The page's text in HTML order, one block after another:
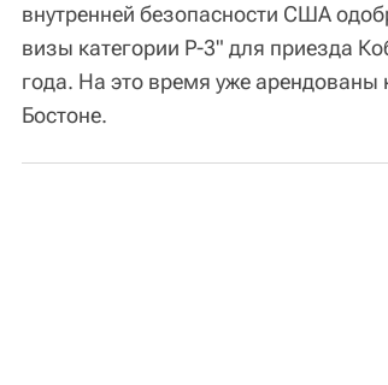
внутренней безопасности США
визы категории P-3" для приезда
года. На это время уже
Бостоне.